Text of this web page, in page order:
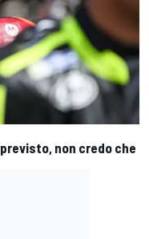
non credo che